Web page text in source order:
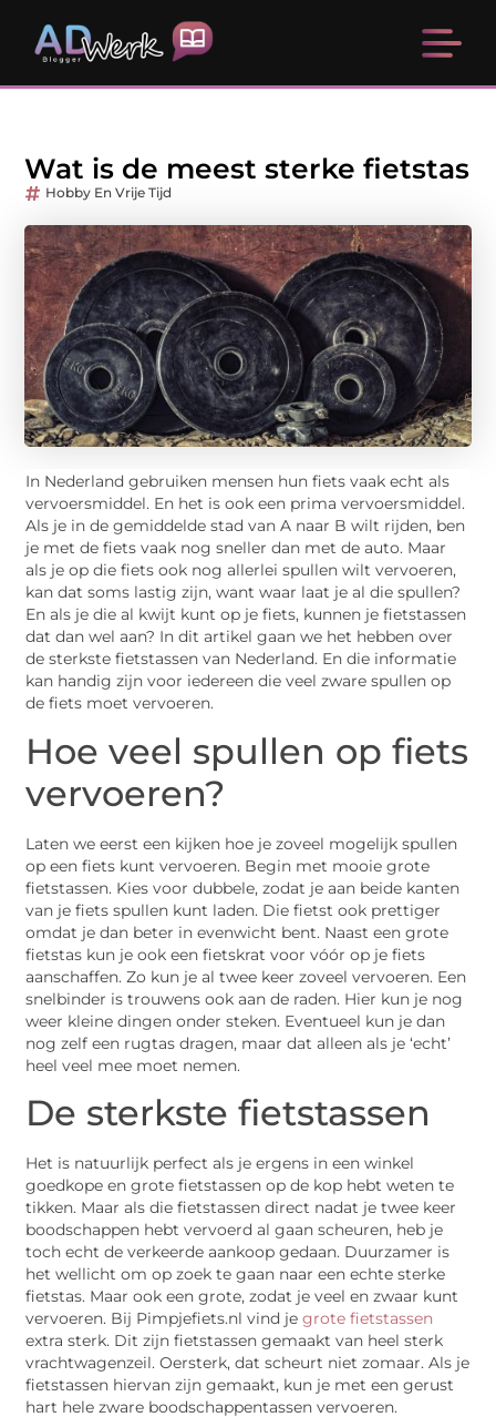
Wat is de meest sterke fietstas
Hobby En Vrije Tijd
In Nederland gebruiken mensen hun fiets vaak echt als
vervoersmiddel. En het is ook een prima vervoersmiddel.
Als je in de gemiddelde stad van A naar B wilt rijden, ben
je met de fiets vaak nog sneller dan met de auto. Maar
als je op die fiets ook nog allerlei spullen wilt vervoeren,
kan dat soms lastig zijn, want waar laat je al die spullen?
En als je die al kwijt kunt op je fiets, kunnen je fietstassen
dat dan wel aan? In dit artikel gaan we het hebben over
de sterkste fietstassen van Nederland. En die informatie
kan handig zijn voor iedereen die veel zware spullen op
de fiets moet vervoeren.
Hoe veel spullen op fiets
vervoeren?
Laten we eerst een kijken hoe je zoveel mogelijk spullen
op een fiets kunt vervoeren. Begin met mooie grote
fietstassen. Kies voor dubbele, zodat je aan beide kanten
van je fiets spullen kunt laden. Die fietst ook prettiger
omdat je dan beter in evenwicht bent. Naast een grote
fietstas kun je ook een fietskrat voor vóór op je fiets
aanschaffen. Zo kun je al twee keer zoveel vervoeren. Een
snelbinder is trouwens ook aan de raden. Hier kun je nog
weer kleine dingen onder steken. Eventueel kun je dan
nog zelf een rugtas dragen, maar dat alleen als je ‘echt’
heel veel mee moet nemen.
De sterkste fietstassen
Het is natuurlijk perfect als je ergens in een winkel
goedkope en grote fietstassen op de kop hebt weten te
tikken. Maar als die fietstassen direct nadat je twee keer
boodschappen hebt vervoerd al gaan scheuren, heb je
toch echt de verkeerde aankoop gedaan. Duurzamer is
het wellicht om op zoek te gaan naar een echte sterke
fietstas. Maar ook een grote, zodat je veel en zwaar kunt
vervoeren. Bij Pimpjefiets.nl vind jegrote fietstassen
extra sterk. Dit zijn fietstassen gemaakt van heel sterk
vrachtwagenzeil. Oersterk, dat scheurt niet zomaar. Als je
fietstassen hiervan zijn gemaakt, kun je met een gerust
hart hele zware boodschappentassen vervoeren.